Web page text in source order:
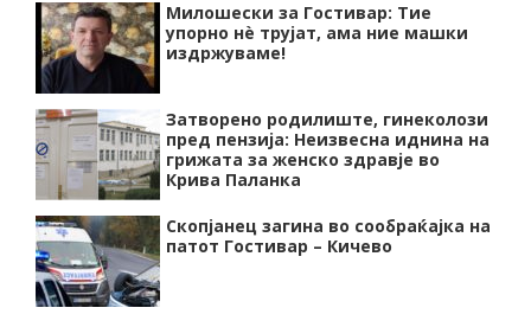
Милошески за Гостивар: Тие
упорно нѐ трујат, ама ние машки
издржуваме!
Затворено родилиште, гинеколози
пред пензија: Неизвесна иднина на
грижата за женско здравје во
Крива Паланка
Скопјанец загина во сообраќајка на
патот Гостивар – Кичево